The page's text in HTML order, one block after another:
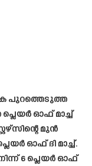
പുറത്തെടുത്ത
ഓഫ് മാച്ച്
മുൻ
ഓഫ് ദി മാച്ച്.
6 പ്ലെയർ ഓഫ്